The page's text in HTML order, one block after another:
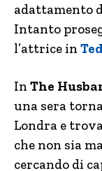
adattamento
Intanto
l’attrice in
In The
una sera
Londra e
che non sia
cercando di